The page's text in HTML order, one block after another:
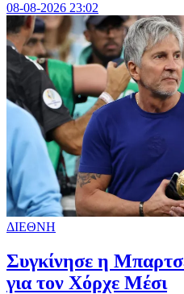
08-08-2026 23:02
ΔΙΕΘΝΗ
Συγκίνησε η
για τον Χόρχε Μέσι